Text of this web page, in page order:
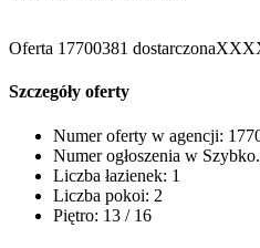
Oferta 17700381 dostarczona
Szczegóły oferty
Numer oferty w agencji:
Numer ogłoszenia w
Liczba łazienek: 1
Liczba pokoi: 2
Piętro: 13 / 16